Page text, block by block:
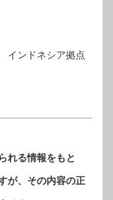
インドネシア拠点
れる情報をもと
が、その内容の正